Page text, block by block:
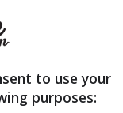
to use your
purposes: